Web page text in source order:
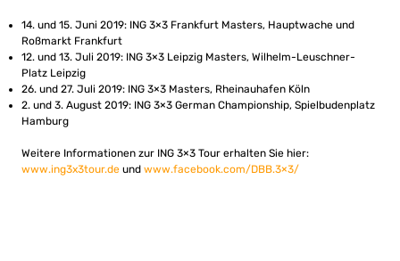
14. und 15. Juni 2019: ING 3×3 Frankfurt Masters, Hauptwache und
Roßmarkt Frankfurt
12. und 13. Juli 2019: ING 3×3 Leipzig Masters, Wilhelm-Leuschner-
Platz Leipzig
26. und 27. Juli 2019: ING 3×3 Masters, Rheinauhafen Köln
2. und 3. August 2019: ING 3×3 German Championship, Spielbudenplatz
Hamburg
Weitere Informationen zur ING 3×3 Tour erhalten Sie hier:
www.ing3x3tour.de und www.facebook.com/DBB.3×3/